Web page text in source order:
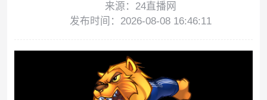
来源：24直播网
发布时间：2026-08-08 16:46:11